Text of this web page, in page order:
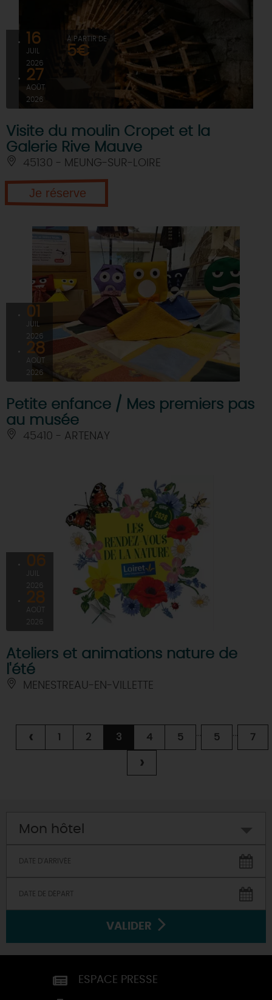
16
JUIL
2026
27
AOÛT
2026
À PARTIR DE
5€
Visite du moulin Cropet et la
Galerie Rive Mauve
45130 - MEUNG-SUR-LOIRE
Je réserve
01
JUIL
2026
28
AOÛT
2026
Petite enfance / Mes premiers pas
au musée
45410 - ARTENAY
06
2026
28
AOÛT
2026
Ateliers et animations nature de
l'été
MENESTREAU-EN-VILLETTE
‹ 1 2 3 4 5 ... 5 ... 7
›
Mon hôtel
VALIDER
ESPACE PRESSE